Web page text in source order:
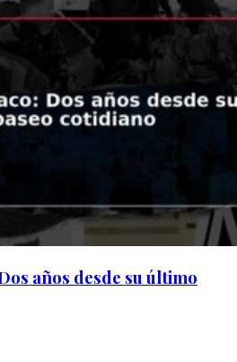
años desde su último